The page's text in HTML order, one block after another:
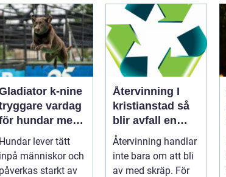
k-nine
vardag
hundar med
stress och oro
Hundar lever tätt
inpå människor och
påverkas starkt av
Återvinning I
kristianstad så
blir avfall en
resurs
Återvinning handlar
inte bara om att bli
av med skräp. För